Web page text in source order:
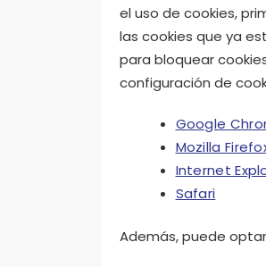
el uso de cookies,
las cookies que ya
para bloquear
configuración de
Google
Mozilla
Internet
Safari
Además, puede